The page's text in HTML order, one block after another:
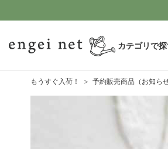
カテゴリで
もうすぐ入荷！ 予約販売商品（お知ら